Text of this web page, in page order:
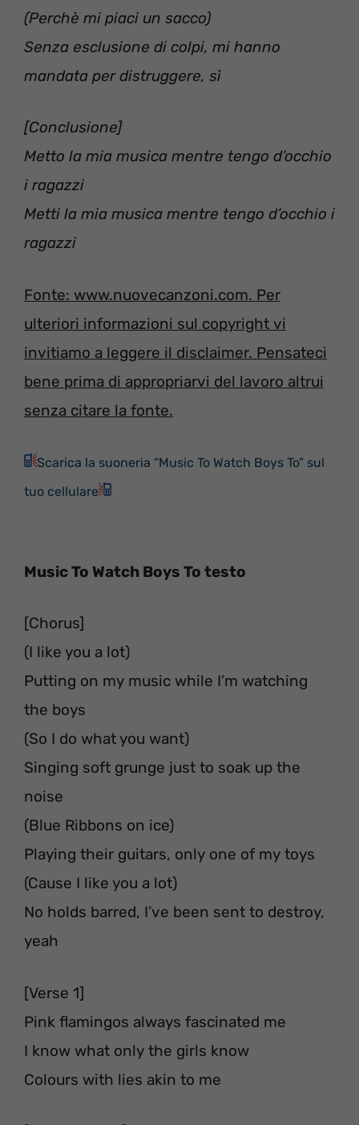
(Perchè mi piaci un sacco)
Senza esclusione di colpi, mi hanno
mandata per distruggere, sì
[Conclusione]
Metto la mia musica mentre tengo d’occhio
i ragazzi
Metti la mia musica mentre tengo d’occhio i
ragazzi
Fonte: www.nuovecanzoni.com. Per
ulteriori informazioni sul copyright vi
invitiamo a leggere il disclaimer. Pensateci
bene prima di appropriarvi del lavoro altrui
senza citare la fonte.
Scarica la suoneria “Music To Watch Boys To” sul
tuo cellulare
Music To Watch Boys To testo
[Chorus]
(I like you a lot)
Putting on my music while I’m watching
the boys
(So I do what you want)
Singing soft grunge just to soak up the
noise
(Blue Ribbons on ice)
Playing their guitars, only one of my toys
(Cause I like you a lot)
No holds barred, I’ve been sent to destroy,
yeah
[Verse 1]
Pink flamingos always fascinated me
I know what only the girls know
Colours with lies akin to me